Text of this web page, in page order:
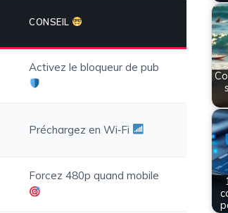
CONSEIL
Activez le bloqueur de pub
Préchargez en Wi‑Fi
Forcez 480p quand mobile